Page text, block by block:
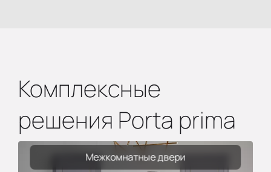
Комплексные
решения Porta prima
Межкомнатные двери